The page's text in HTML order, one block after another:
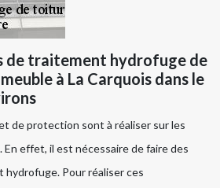
de traitement hydrofuge de
à La Carquois dans le
de protection sont à réaliser sur les
effet, il est nécessaire de faire des
Pour réaliser ces